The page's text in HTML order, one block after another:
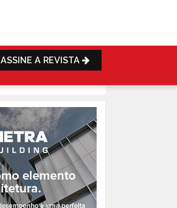
ASSINE A REVISTA